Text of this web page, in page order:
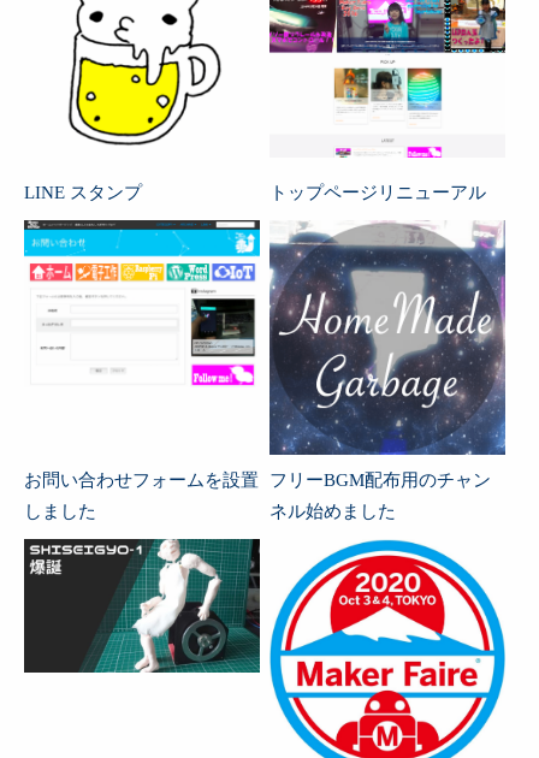
LINE スタンプ トップページリニューアル
お問い合わせフォームを設置
しました
フリーBGM配布用のチャン
ネル始めました